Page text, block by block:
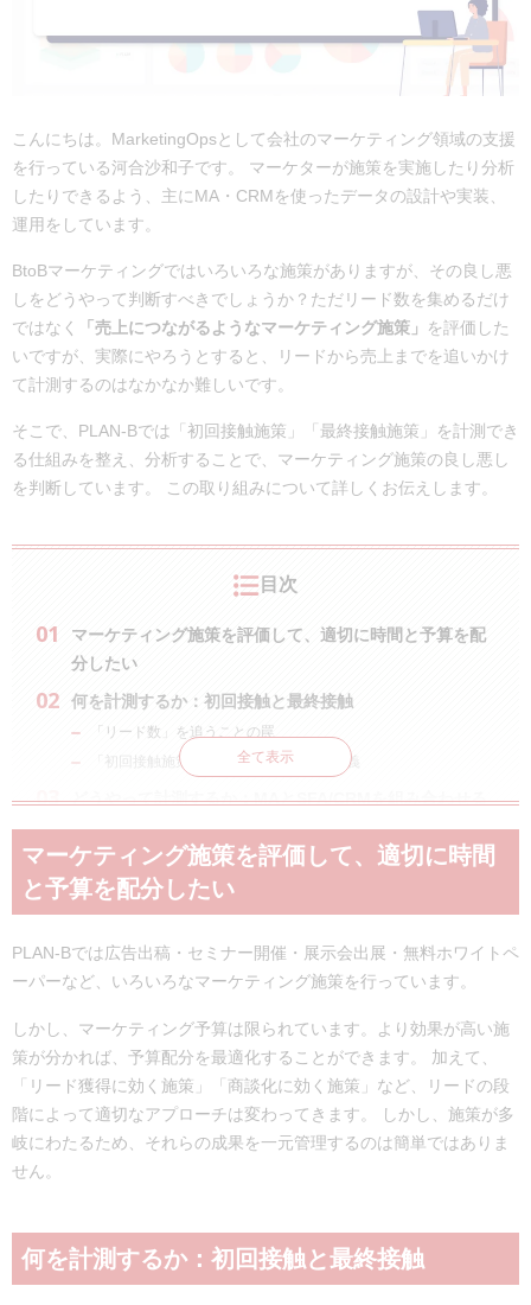
こんにちは。MarketingOpsとして会社のマーケティング領域の支援
を行っている河合沙和子です。 マーケターが施策を実施したり分析
したりできるよう、主にMA・CRMを使ったデータの設計や実装、
運用をしています。
BtoBマーケティングではいろいろな施策がありますが、その良し悪
しをどうやって判断すべきでしょうか？ただリード数を集めるだけ
ではなく
「売上につながるようなマーケティング施策」
を評価した
いですが、実際にやろうとすると、リードから売上までを追いかけ
て計測するのはなかなか難しいです。
そこで、PLAN-Bでは「初回接触施策」「最終接触施策」を計測でき
る仕組みを整え、分析することで、マーケティング施策の良し悪し
を判断しています。 この取り組みについて詳しくお伝えします。
目次
マーケティング施策を評価して、適切に時間と予算を配
分したい
何を計測するか：初回接触と最終接触
「リード数」を追うことの罠
「初回接触施策」「最終接触施策」の定義
どうやって計測するか：MAとSFA/CRMを組み合わせる
MAツールとSFA/CRMツール
実践編：SFA/CRMで初回接触・最終接触のレポートが出せるよ
うになる
応用編：施策カテゴリ、商材ごとに集計して見られるようにす
おわりに
全て表示
マーケティング施策を評価して、適切に時間
と予算を配分したい
PLAN-Bでは広告出稿・セミナー開催・展示会出展・無料ホワイトペ
ーパーなど、いろいろなマーケティング施策を行っています。
しかし、マーケティング予算は限られています。より効果が高い施
策が分かれば、予算配分を最適化することができます。 加えて、
「リード獲得に効く施策」「商談化に効く施策」など、リードの段
階によって適切なアプローチは変わってきます。 しかし、施策が多
岐にわたるため、それらの成果を一元管理するのは簡単ではありま
せん。
何を計測するか：初回接触と最終接触